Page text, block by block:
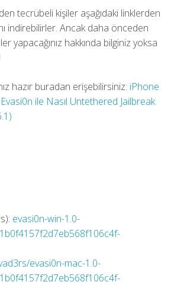
tecrübeli kişiler aşağıdaki linklerden
indirebilirler. Ancak daha önceden
yapacağınız hakkında bilginiz yoksa
hazır buradan erişebilirsiniz: iPhone
ile Nasıl Untethered Jailbreak
evasi0n-win-1.0-
evasi0n-mac-1.0-